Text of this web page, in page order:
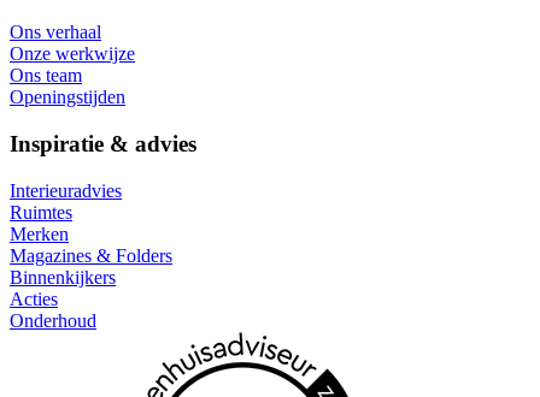
Ons verhaal
Onze werkwijze
Ons team
Openingstijden
Inspiratie & advies
Interieuradvies
Ruimtes
Merken
Magazines & Folders
Binnenkijkers
Acties
Onderhoud